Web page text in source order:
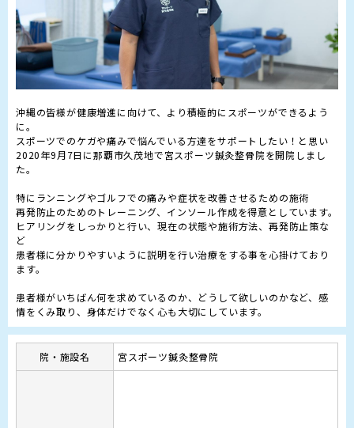
沖縄の皆様が健康増進に向けて、より積極的にスポーツができるよう
に。
スポーツでのケガや痛みで悩んでいる方達をサポートしたい！と思い
2020年9月7日に那覇市久茂地で宮スポーツ鍼灸整骨院を開院しまし
た。
特にランニングやゴルフでの痛みや症状を改善させるための施術
再発防止のためのトレーニング、インソール作成を得意としています。
ヒアリングをしっかりと行い、現在の状態や施術方法、再発防止策な
ど
患者様に分かりやすいように説明を行い治療をする事を心掛けており
ます。
患者様がいちばん何を求めているのか、どうして欲しいのかなど、感
院・施設名 宮スポーツ鍼灸整骨院